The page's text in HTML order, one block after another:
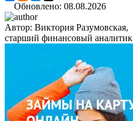
Обновлено: 08.08.2026
Автор: Виктория Разумовская,
старший финансовый аналитик